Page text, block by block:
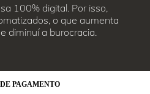
100% digital. Por isso,
o que aumenta
diminuí a burocracia.
DE PAGAMENTO